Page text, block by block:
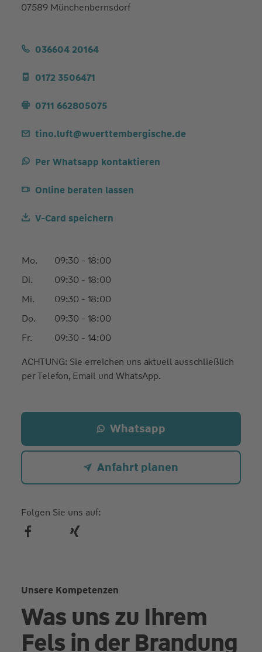
07589 Münchenbernsdorf
036604 20164
0172 3506471
0711 662805075
tino.luft@wuerttembergische.de
Per Whatsapp kontaktieren
Online beraten lassen
V-Card speichern
Mo.
09:30 - 18:00
Di.
09:30 - 18:00
Mi.
09:30 - 18:00
Do.
09:30 - 18:00
Fr.
09:30 - 14:00
ACHTUNG: Sie erreichen uns aktuell ausschließlich
per Telefon, Email und WhatsApp.
Whatsapp
Anfahrt planen
Folgen Sie uns auf:
Unsere Kompetenzen
Was uns zu Ihrem
Fels in der Brandung